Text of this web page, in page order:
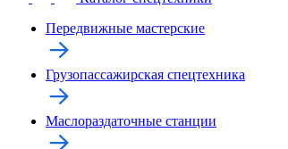
Передвижные мастерские
Грузопассажирская спецтехника
Маслораздаточные станции